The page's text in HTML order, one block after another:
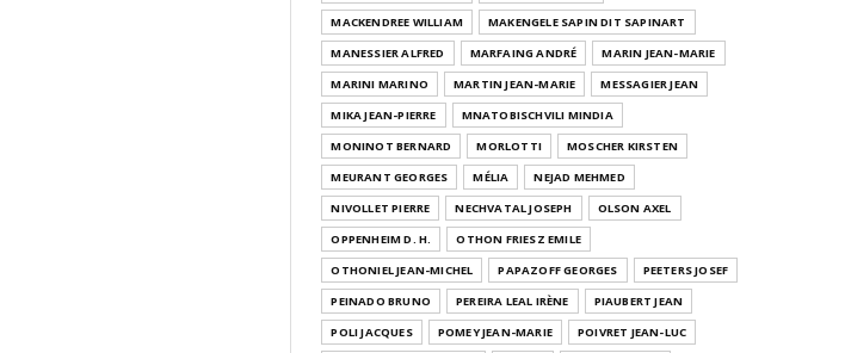
MACKENDREE WILLIAM
MAKENGELE SAPIN DIT SAPINART
MANESSIER ALFRED
MARFAING ANDRÉ
MARIN JEAN-MARIE
MARINI MARINO
MARTIN JEAN-MARIE
MESSAGIER JEAN
MIKA JEAN-PIERRE
MNATOBISCHVILI MINDIA
MONINOT BERNARD
MORLOTTI
MOSCHER KIRSTEN
MEURANT GEORGES
MÉLIA
NEJAD MEHMED
NIVOLLET PIERRE
NECHVATAL JOSEPH
OLSON AXEL
OPPENHEIM D. H.
OTHON FRIESZ EMILE
OTHONIEL JEAN-MICHEL
PAPAZOFF GEORGES
PEETERS JOSEF
PEINADO BRUNO
PEREIRA LEAL IRÈNE
PIAUBERT JEAN
POLI JACQUES
POMEY JEAN-MARIE
POIVRET JEAN-LUC